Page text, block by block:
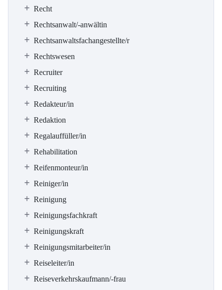
Recht
Rechtsanwalt/-anwältin
Rechtsanwaltsfachangestellte/r
Rechtswesen
Recruiter
Recruiting
Redakteur/in
Redaktion
Regalauffüller/in
Rehabilitation
Reifenmonteur/in
Reiniger/in
Reinigung
Reinigungsfachkraft
Reinigungskraft
Reinigungsmitarbeiter/in
Reiseleiter/in
Reiseverkehrskaufmann/-frau